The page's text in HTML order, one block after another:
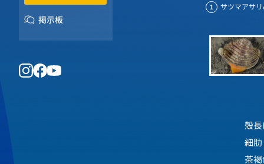
掲示板
1 サツマアサ
殻
細
茶